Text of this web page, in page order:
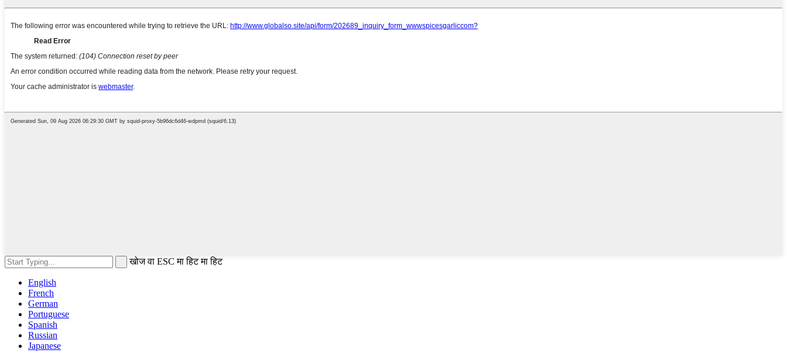
खोज वा ESC मा हिट मा हिट
English
French
German
Portuguese
Spanish
Russian
Japanese